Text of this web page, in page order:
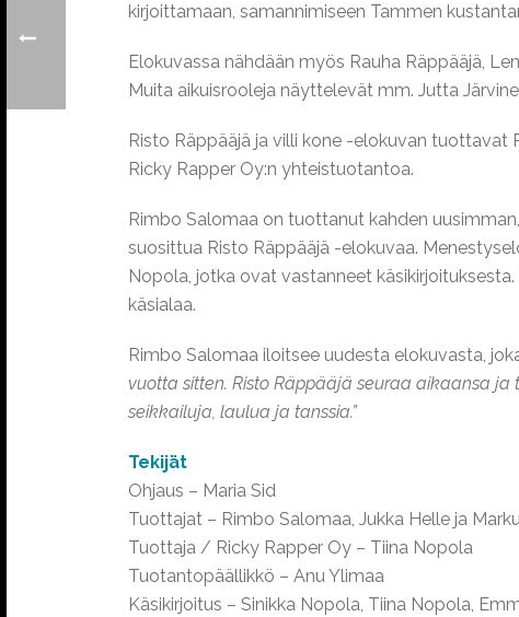
kirjoittamaan, samannimiseen Tammen
Elokuvassa nähdään myös Rauha Räppääjä,
Muita aikuisrooleja näyttelevät mm. Jutta
Risto Räppääjä ja villi kone -elokuvan tuottavat
Ricky Rapper Oy:n yhteistuotantoa.
Rimbo Salomaa on tuottanut kahden
suosittua Risto Räppääjä -elokuvaa.
Nopola, jotka ovat vastanneet
käsialaa.
Rimbo Salomaa iloitsee uudesta elokuvasta,
vuotta sitten. Risto Räppääjä seuraa aikaansa
seikkailuja, laulua ja tanssia.”
Tekijät
Ohjaus – Maria Sid
Tuottajat – Rimbo Salomaa, Jukka Helle ja
Tuottaja / Ricky Rapper Oy – Tiina Nopola
Tuotantopäällikkö – Anu Ylimaa
Käsikirjoitus – Sinikka Nopola, Tiina Nopola,